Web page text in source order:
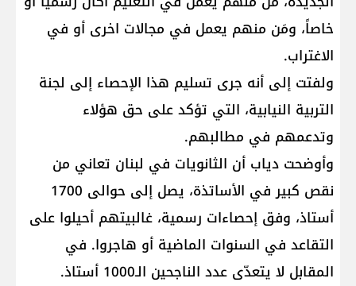
خاصاً، ومَن منهم يعمل في مجالات اخرى أو في
الاغتراب.
ولفتت إلى أنه جرى تسليم هذا الإحصاء إلى لجنة
التربية النيابية، التي تؤكد على حق هؤلاء
وتدعمهم في مطالبهم.
وأوضحت دياب أن الثانويات في لبنان تعاني من
نقص كبير في الأساتذة، يصل إلى حوالى 1700
أستاذ، وفق إحصاءات رسمية، غالبيتهم أحيلوا على
التقاعد في السنوات الماضية أو هاجروا. في
المقابل لا يتعدّى عدد الناجحين الـ1000 أستاذ.